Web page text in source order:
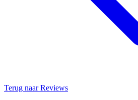
Terug naar Reviews